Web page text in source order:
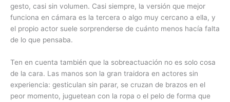
gesto, casi sin volumen. Casi siempre, la versión que mejor
funciona en cámara es la tercera o algo muy cercano a ella, y
el propio actor suele sorprenderse de cuánto menos hacía falta
de lo que pensaba.
Ten en cuenta también que la sobreactuación no es solo cosa
de la cara. Las manos son la gran traidora en actores sin
experiencia: gesticulan sin parar, se cruzan de brazos en el
peor momento, juguetean con la ropa o el pelo de forma que